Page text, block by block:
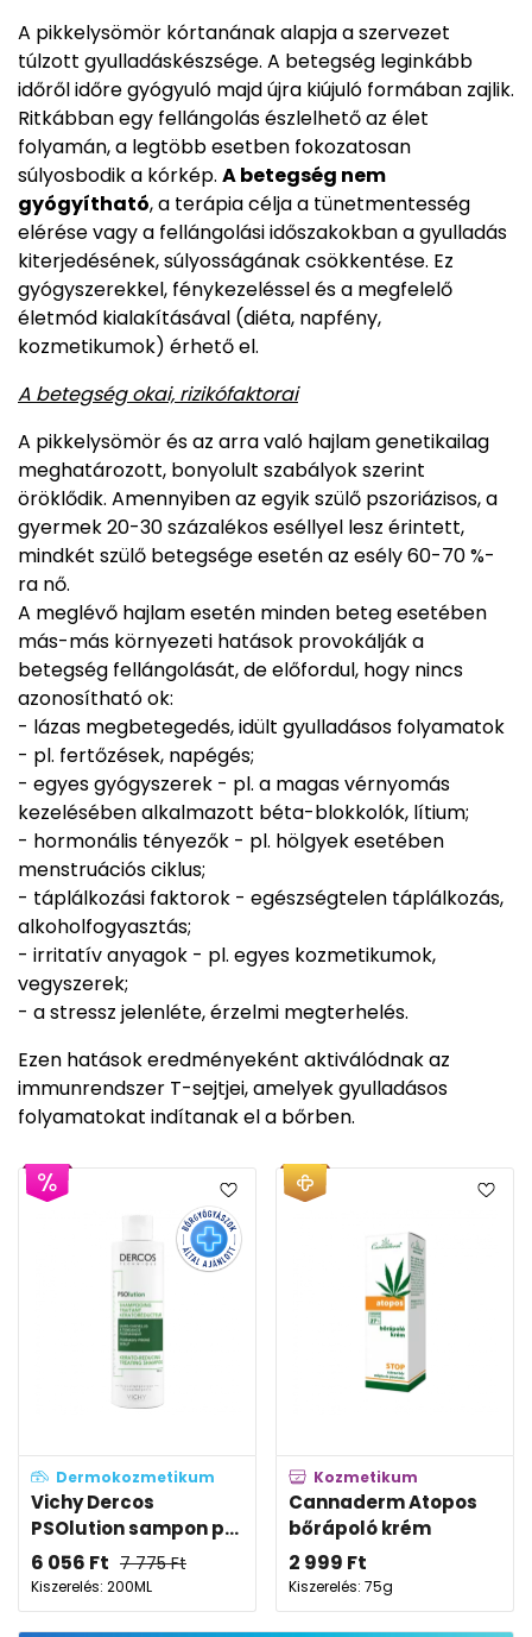
A pikkelysömör kórtanának alapja a szervezet
túlzott gyulladáskészsége. A betegség leginkább
időről időre gyógyuló majd újra kiújuló formában zajlik.
Ritkábban egy fellángolás észlelhető az élet
folyamán, a legtöbb esetben fokozatosan
súlyosbodik a kórkép. A betegség nem
gyógyítható, a terápia célja a tünetmentesség
elérése vagy a fellángolási időszakokban a gyulladás
kiterjedésének, súlyosságának csökkentése. Ez
gyógyszerekkel, fénykezeléssel és a megfelelő
életmód kialakításával (diéta, napfény,
kozmetikumok) érhető el.
A betegség okai, rizikófaktorai
A pikkelysömör és az arra való hajlam genetikailag
meghatározott, bonyolult szabályok szerint
öröklődik. Amennyiben az egyik szülő pszoriázisos, a
gyermek 20-30 százalékos eséllyel lesz érintett,
mindkét szülő betegsége esetén az esély 60-70 %-
ra nő.
A meglévő hajlam esetén minden beteg esetében
más-más környezeti hatások provokálják a
betegség fellángolását, de előfordul, hogy nincs
azonosítható ok:
- lázas megbetegedés, idült gyulladásos folyamatok
- pl. fertőzések, napégés;
- egyes gyógyszerek - pl. a magas vérnyomás
kezelésében alkalmazott béta-blokkolók, lítium;
- hormonális tényezők - pl. hölgyek esetében
menstruációs ciklus;
- táplálkozási faktorok - egészségtelen táplálkozás,
alkoholfogyasztás;
- irritatív anyagok - pl. egyes kozmetikumok,
vegyszerek;
- a stressz jelenléte, érzelmi megterhelés.
Ezen hatások eredményeként aktiválódnak az
immunrendszer T-sejtjei, amelyek gyulladásos
folyamatokat indítanak el a bőrben.
Dermokozmetikum
Vichy Dercos
PSOlution sampon p...
6 056 Ft 7 775Ft
Kiszerelés: 200ML
Kozmetikum
Cannaderm Atopos
bőrápoló krém
2 999 Ft
Kiszerelés: 75g